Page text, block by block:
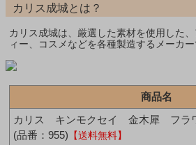
カリス成城とは？
カリス成城は、厳選した素材を使用した
ィー、コスメなどを各種製造するメーカー
商品名
カリス キンモクセイ 金木犀 フラ
(品番：955) 【送料無料】